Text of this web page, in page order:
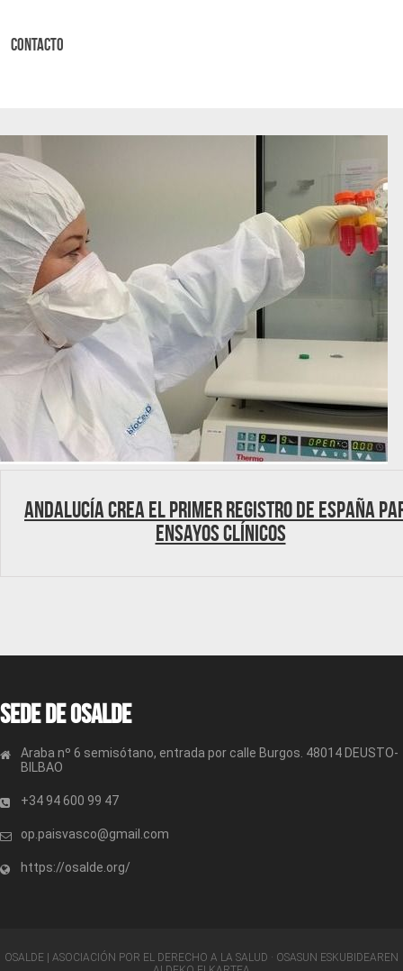
Contacto
Andalucía crea el primer registro de España
ensayos clínicos
Sede de OSALDE
Araba nº 6 semisótano, entrada por calle Burgos. 48014 DEUSTO-
BILBAO
+34 94 600 99 47
op.paisvasco@gmail.com
https://osalde.org/
OSALDE | ASOCIACIÓN POR EL DERECHO A LA SALUD · OSASUN ESKUBIDEAREN